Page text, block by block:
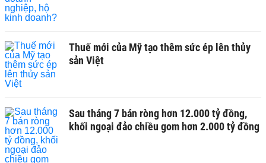
Thuế mới của Mỹ tạo thêm sức ép lên thủy
sản Việt
Sau tháng 7 bán ròng hơn 12.000 tỷ đồng,
khối ngoại đảo chiều gom hơn 2.000 tỷ đồng